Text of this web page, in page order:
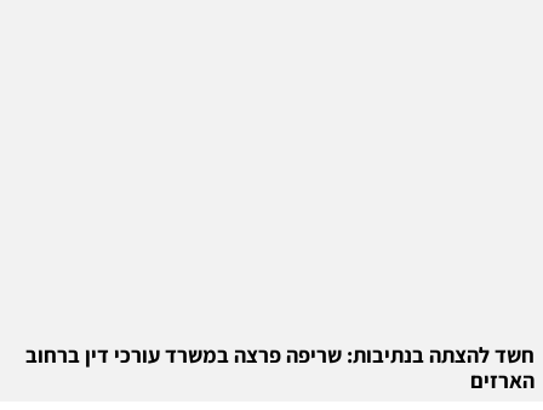
חשד להצתה בנתיבות: שריפה פרצה במשרד עורכי דין ברחוב
הארזים